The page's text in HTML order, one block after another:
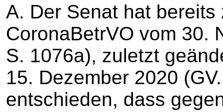
A. Der Senat hat bereits
CoronaBetrVO vom 30.
S. 1076a), zuletzt
15. Dezember 2020
entschieden, dass